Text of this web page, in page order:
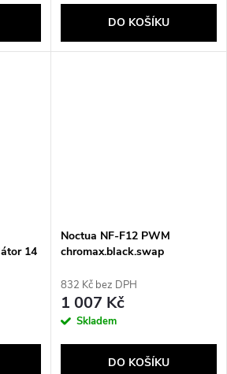
DO KOŠÍKU
14
Noctua NF-F12 PWM
chromax.black.swap
cm Černá
832 Kč bez DPH
1 007 Kč
Skladem
DO KOŠÍKU